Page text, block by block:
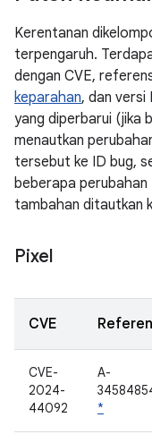
Kerentanan
terpengaruh.
dengan CVE,
keparahan, dan versi
yang diperbarui (jika
menautkan
tersebut ke ID bug,
beberapa
tambahan ditautkan
Pixel
CVE
CVE-
2024-
44092
A-
*